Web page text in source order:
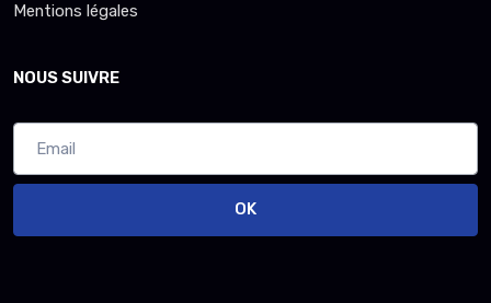
Mentions légales
NOUS SUIVRE
OK